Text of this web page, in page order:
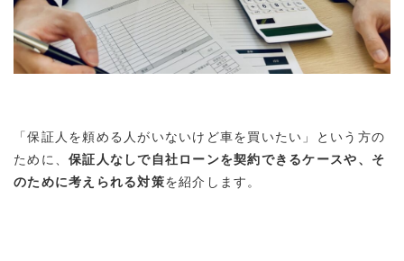
「保証人を頼める人がいないけど車を買いたい」という方の
ために、保証人なしで自社ローンを契約できるケースや、そ
のために考えられる対策を紹介します。